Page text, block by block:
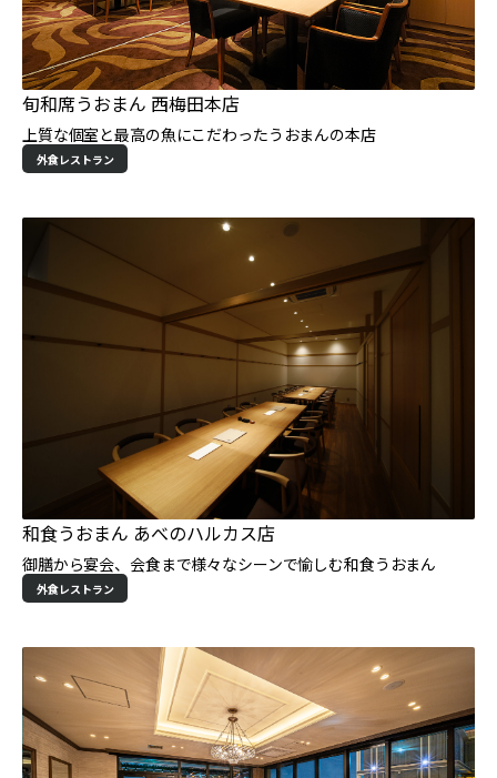
旬和席うおまん 西梅田本店
上質な個室と最高の魚にこだわったうおまんの本店
外食レストラン
和食うおまん あべのハルカス店
御膳から宴会、会食まで様々なシーンで愉しむ和食うおまん
外食レストラン